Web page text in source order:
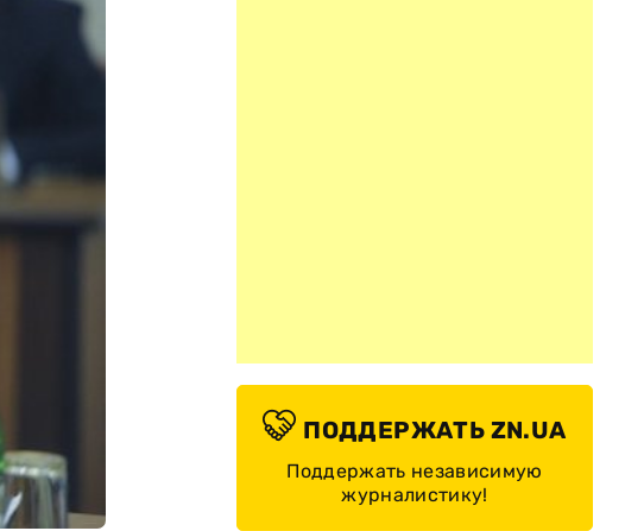
ПОДДЕРЖАТЬ ZN.UA
Поддержать независимую
журналистику!